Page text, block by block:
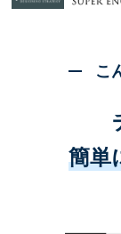
こ
簡単